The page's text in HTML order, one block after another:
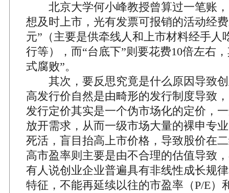
北京大学何小峰教授曾算过一笔账，
想及时上市，光有发票可报销的活动经
元”（主要是供牵线人和上市材料经手人
行等），而“台底下”则要花费10倍左右
式腐败”。
其次，要反思究竟是什么原因导致创
高发行价自然是由畸形的发行制度导致
发行定价其实是一个伪市场化的定价，
放开需求，从而一级市场大量的裸申专
死活，盲目抬高上市价格，导致股价在
高市盈率则主要是由不合理的估值导致
有人说创业企业普遍具有非线性成长规
特征，不能再延续以往的市盈率（P/E）